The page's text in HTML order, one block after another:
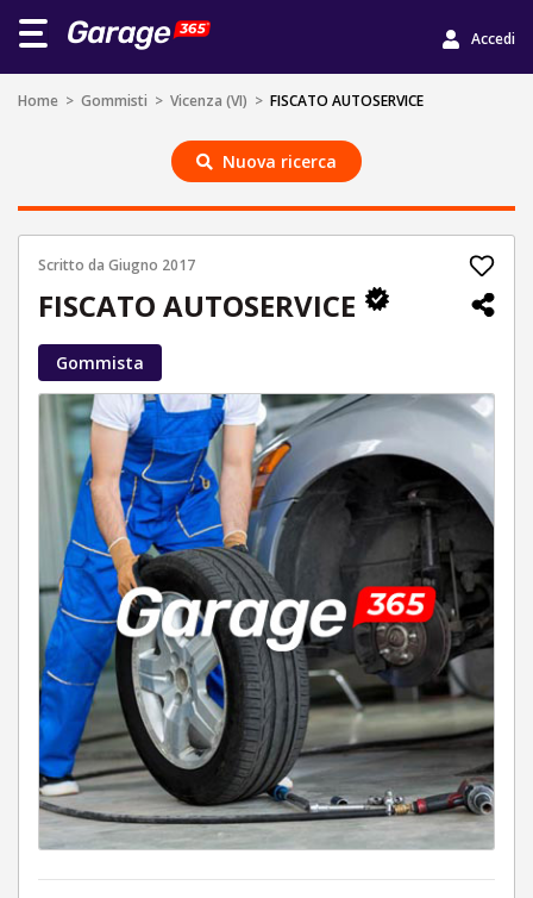
Accedi
Home > Gommisti > Vicenza (VI) > FISCATO AUTOSERVICE
Nuova ricerca
Scritto da Giugno 2017
FISCATO AUTOSERVICE
Gommista